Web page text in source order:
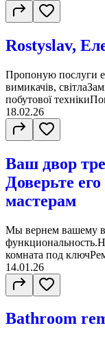
Rostyslav,
Пропоную послуги
вимикачів, світла
побутової техніки
18.02.26
Ваш двор
Доверьте
мастерам
Мы вернем вашему
комната под
14.01.26
Bathroom